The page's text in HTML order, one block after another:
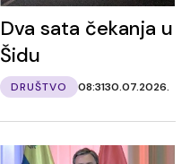
Dva sata čekanja u
Šidu
DRUŠTVO 08:3130.07.2026.